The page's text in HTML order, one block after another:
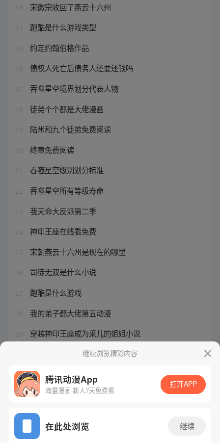
13 宋徽宗收回了燕云十六州
14 跑酷是什么游戏类型
15 约定约翰伯格作品
16 债权人死亡后债务人还要还钱吗
17 吞噬星空境界划分代表人物
18 徒弟个个都是大佬漫画
19 陆州和九个徒弟免费阅读
20 终章免费阅读
21 吞噬星空级别划分标准
22 吞噬星空所有等级寿命
23 我天命大反派第二季
24 神印王座在线看免费
25 宋朝燕云十六州是现在的哪里
26 司徒无双是什么小说
27 跑酷是什么游戏
28 我的弟子都大佬第五动漫
29 穿越神印王座成为采儿的姐姐小说
继续浏览精彩内容
腾讯动漫App
海量漫画 新人7天免费看
打开APP
在此处浏览 继续
网站备案/许可证号：粤B2-20090059-5
Copyright©1998 - 2026 Tencent. All Rights Reserved